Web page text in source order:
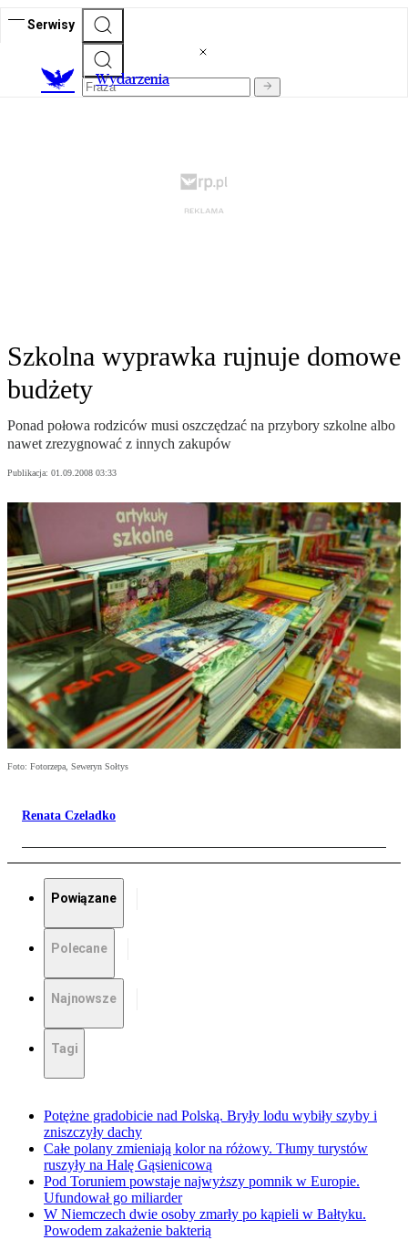
Serwisy
Wydarzenia
Szkolna wyprawka rujnuje domowe
budżety
Ponad połowa rodziców musi oszczędzać na przybory szkolne albo
nawet zrezygnować z innych zakupów
Publikacja: 01.09.2008 03:33
Foto: Fotorzepa, Seweryn Sołtys
Renata Czeladko
Powiązane
Polecane
Najnowsze
Tagi
Potężne gradobicie nad Polską. Bryły lodu wybiły szyby i
zniszczyły dachy
Całe polany zmieniają kolor na różowy. Tłumy turystów
ruszyły na Halę Gąsienicową
Pod Toruniem powstaje najwyższy pomnik w Europie.
Ufundował go miliarder
W Niemczech dwie osoby zmarły po kąpieli w Bałtyku.
Powodem zakażenie bakterią